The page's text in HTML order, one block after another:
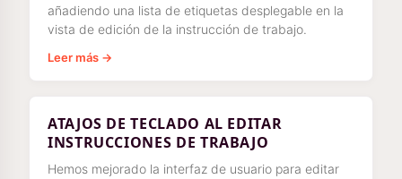
añadiendo una lista de etiquetas desplegable en la
vista de edición de la instrucción de trabajo.
Leer más →
ATAJOS DE TECLADO AL EDITAR
INSTRUCCIONES DE TRABAJO
Hemos mejorado la interfaz de usuario para editar